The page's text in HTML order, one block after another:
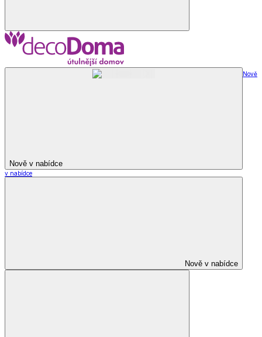
Nově v nabídce
Nově
v nabídce
Nově v nabídce